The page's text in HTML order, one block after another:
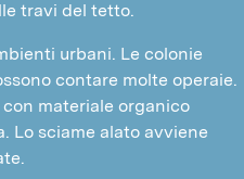
travi del tetto.
urbani. Le colonie
contare molte operaie.
materiale organico
Lo sciame alato avviene